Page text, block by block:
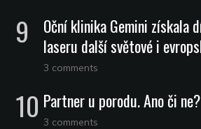
Oční klinika Gemini získala
laseru další světové i
3 comments
Partner u porodu. Ano či ne?
3 comments